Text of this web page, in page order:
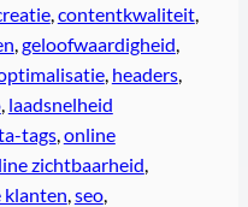
, contentkwaliteit,
, geloofwaardigheid,
, headers,
, laadsnelheid
tags, online
zichtbaarheid,
, seo,